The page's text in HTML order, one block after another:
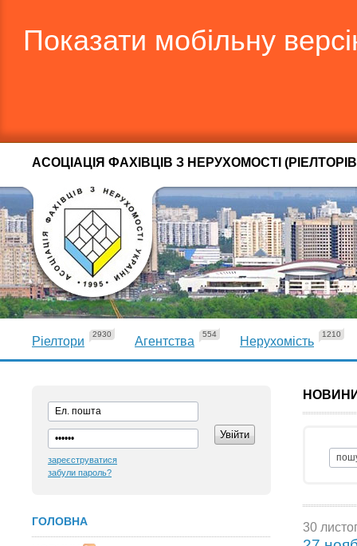
Показати мобільну
АСОЦІАЦІЯ ФАХІВЦІВ З НЕРУХОМОСТІ
Ріелтори
2930
Агентства
554
Нерухомість
1210
зареєструватися
забули пароль?
ГОЛОВНА 30